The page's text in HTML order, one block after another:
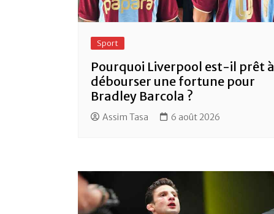
Sport
Pourquoi Liverpool est-il prêt à
débourser une fortune pour
Bradley Barcola ?
Assim Tasa 6 août 2026